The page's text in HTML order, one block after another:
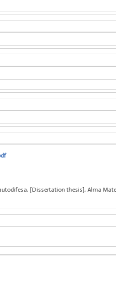
[Dissertation thesis], Alma